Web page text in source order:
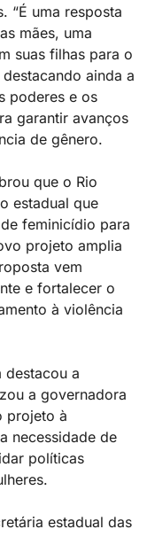
“É uma resposta
mães, uma
suas filhas para o
ainda a
poderes e os
garantir avanços
de gênero.
que o Rio
estadual que
feminicídio para
projeto amplia
vem
e fortalecer o
à violência
destacou a
a governadora
projeto à
necessidade de
políticas
estadual das